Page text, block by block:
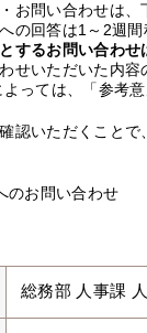
お問い合わせは、
の回答は1～2週
するお問い合わせ
せいただいた内
っては、「参考
確認いただくこと
のお問い合わせ
総務部 人事課